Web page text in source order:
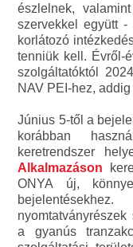
észlelnek,
szervekkel együtt
korlátozó
tenniük kell. Évről-
szolgáltatóktól
NAV PEI-hez,
Június 5-től a
korábban
keretrendszer
Alkalmazáson
ONYA új,
a gyanús